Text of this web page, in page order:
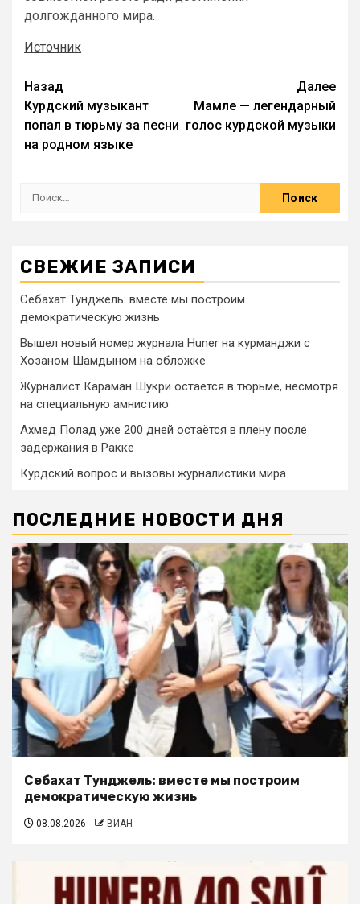
долгожданного мира.
Источник
Назад
Курдский музыкант
попал в тюрьму за песни
на родном языке
Далее
Мамле — легендарный
голос курдской музыки
СВЕЖИЕ ЗАПИСИ
Себахат Тунджель: вместе мы построим
демократическую жизнь
Вышел новый номер журнала Huner на курманджи с
Хозаном Шамдыном на обложке
Журналист Караман Шукри остается в тюрьме, несмотря
на специальную амнистию
Ахмед Полад уже 200 дней остаётся в плену после
задержания в Ракке
Курдский вопрос и вызовы журналистики мира
ПОСЛЕДНИЕ НОВОСТИ ДНЯ
Себахат Тунджель: вместе мы построим
демократическую жизнь
08.08.2026 ВИАН